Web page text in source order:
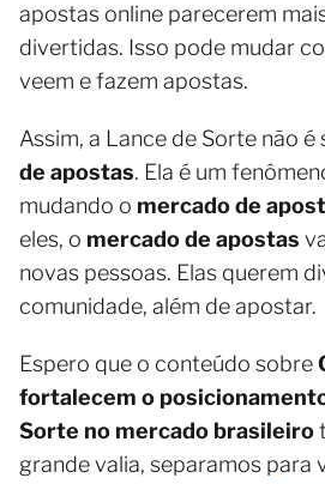
apostas online parecerem
divertidas. Isso pode mudar
veem e fazem apostas.
Assim, a Lance de Sorte não é
de apostas. Ela é um
mudando o mercado de
eles, o mercado de apostas
novas pessoas. Elas querem
comunidade, além de apostar.
Espero que o conteúdo sobre
fortalecem o
Sorte no mercado brasileiro
grande valia, separamos para